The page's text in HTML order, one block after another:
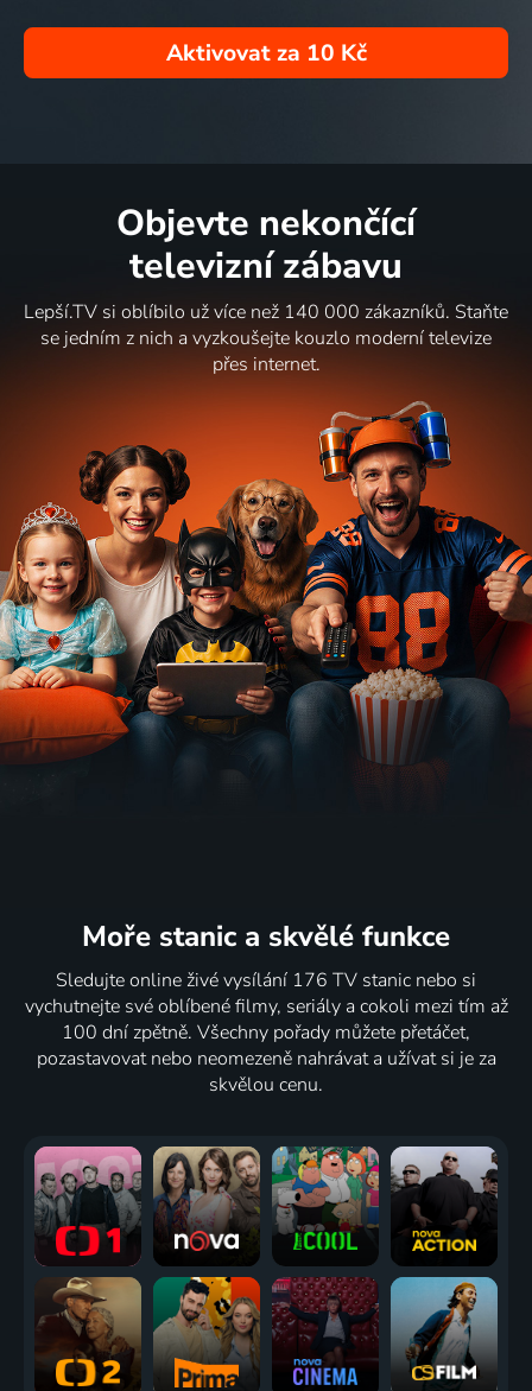
Aktivovat za 10 Kč
Objevte nekončící
televizní zábavu
Lepší.TV si oblíbilo už více než 140 000 zákazníků. Staňte
se jedním z nich a vyzkoušejte kouzlo moderní televize
přes internet.
Moře stanic a skvělé funkce
Sledujte online živé vysílání 176 TV stanic nebo si
vychutnejte své oblíbené filmy, seriály a cokoli mezi tím až
100 dní zpětně. Všechny pořady můžete přetáčet,
pozastavovat nebo neomezeně nahrávat a užívat si je za
skvělou cenu.